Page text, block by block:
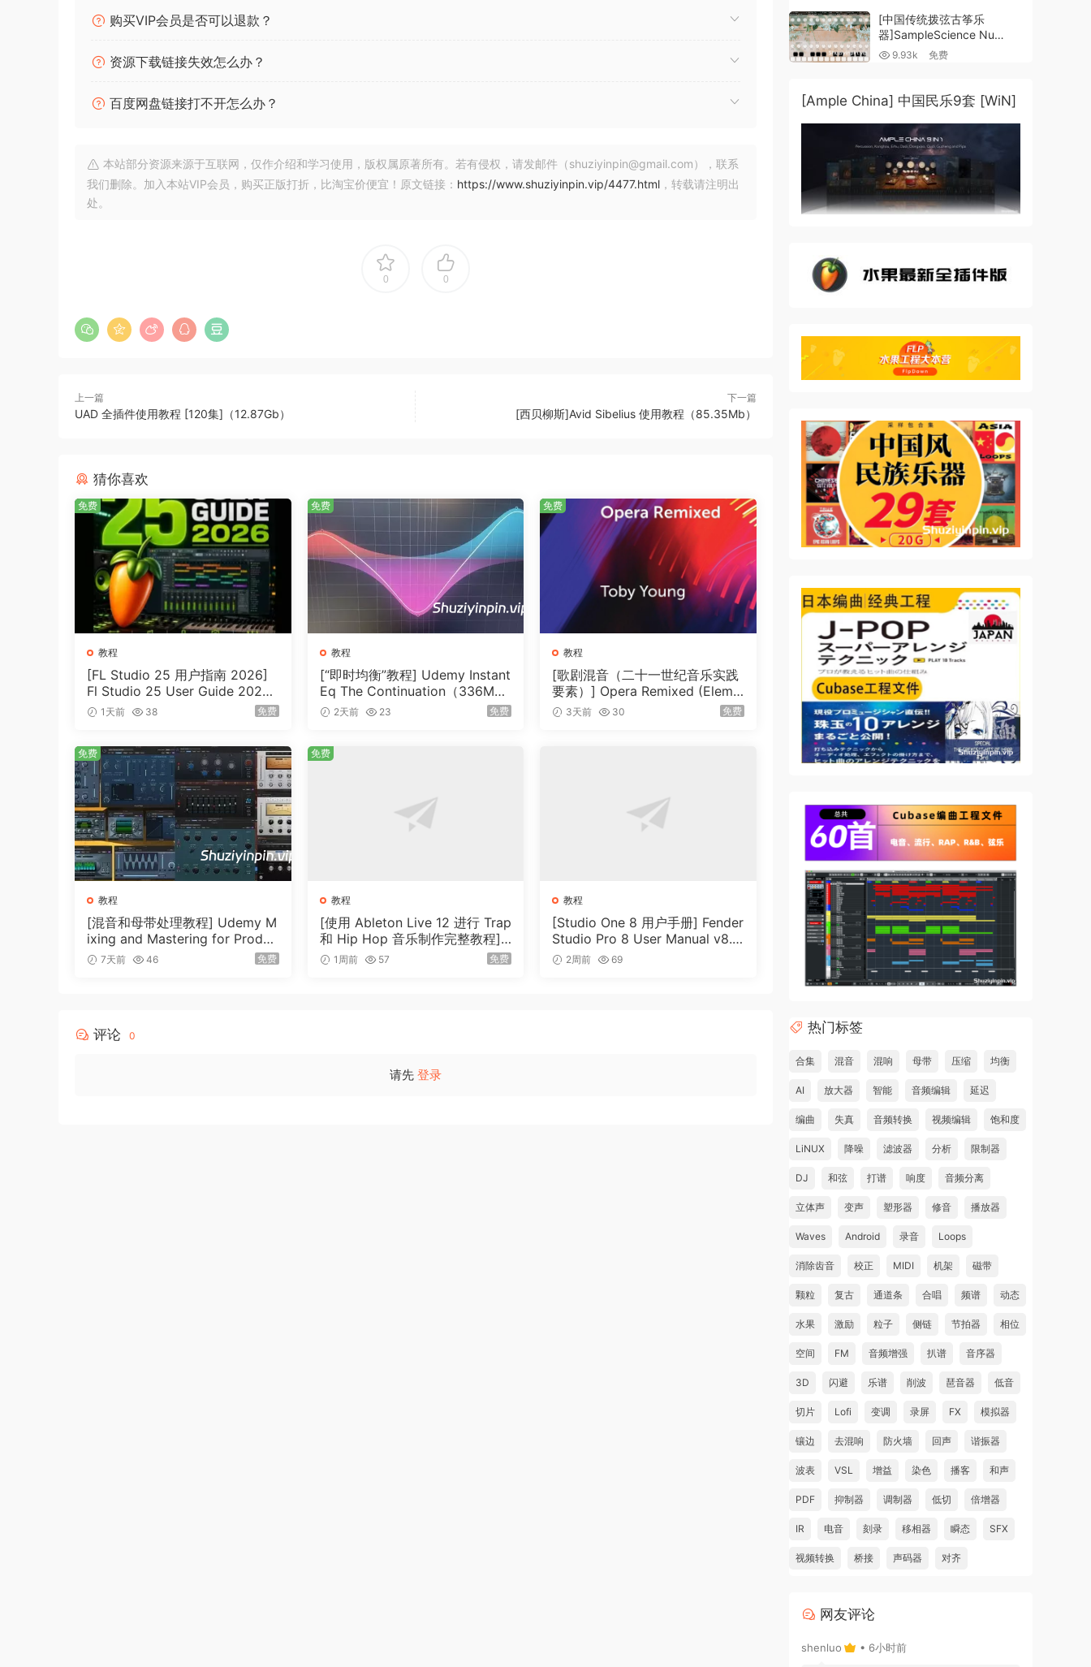
持续更新 ….
购买VIP会员是否可以退款？
资源下载链接失效怎么办？
百度网盘链接打不开怎么办？
本站部分资源来源于互联网，仅作介绍和学习使用，版权属原著所有。若有侵权，请发邮件（shuziyinpin@gmail.com），联系
我们删除。加入本站VIP会员，购买正版打折，比淘宝价便宜！原文链接： https://www.shuziyinpin.vip/4477.html ，转载请注明出
处。
0 0
上一篇
UAD 全插件使用教程 [120集]（12.87Gb）
下一篇
[西贝柳斯]Avid Sibelius 使用教程（85.35Mb）
猜你喜欢
教程
[FL Studio 25 用户指南 2026]
Fl Studio 25 User Guide 2026
（1MB）
1天前 38 免费
免费
教程
[“即时均衡”教程] Udemy Instant
Eq The Continuation（336M
B）2天前 23 免费
免费
教程
[歌剧混音（二十一世纪音乐实践
要素）] Opera Remixed (Eleme
nts in Twenty-First Century Mu
3天前 30 免费
免费
教程
[混音和母带处理教程] Udemy M
ixing and Mastering for Produc
ers [TUTORiAL]（6.51GB）
7天前 46 免费
免费
教程
[使用 Ableton Live 12 进行 Trap
和 Hip Hop 音乐制作完整教程]
Udemy Trap and Hip Hop Musi
1周前 57 免费
免费
教程
[Studio One 8 用户手册] Fender
Studio Pro 8 User Manual v8.1.
0-R2R（931MB）
2周前 69
评论 0
请先 登录
MacOSX]
（4.1GB+10.2GB+9.6GB）
[中国传统拨弦古筝乐
器]SampleScience Nu
Guzheng v2.0 x64 VST
9.93k 免费
[Ample China] 中国民乐9套 [WiN]
热门标签
合集 混音 混响 母带 压缩 均衡
AI 放大器 智能 音频编辑 延迟
编曲 失真 音频转换 视频编辑 饱和度
LiNUX 降噪 滤波器 分析 限制器
DJ 和弦 打谱 响度 音频分离
立体声 变声 塑形器 修音 播放器
Waves Android 录音 Loops
消除齿音 校正 MIDI 机架 磁带
颗粒 复古 通道条 合唱 频谱 动态
水果 激励 粒子 侧链 节拍器 相位
空间 FM 音频增强 扒谱 音序器
3D 闪避 乐谱 削波 琶音器 低音
切片 Lofi 变调 录屏 FX 模拟器
镶边 去混响 防火墙 回声 谐振器
波表 VSL 增益 染色 播客 和声
PDF 抑制器 调制器 低切 倍增器
IR 电音 刻录 移相器 瞬态 SFX
视频转换 桥接 声码器 对齐
网友评论
shenluo • 6小时前